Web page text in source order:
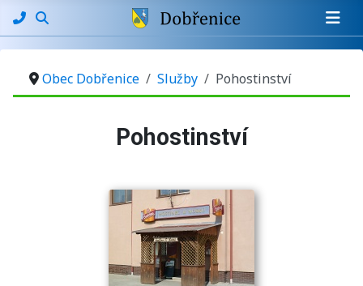
Obec Dobřenice Služby Pohostinství
Pohostinství